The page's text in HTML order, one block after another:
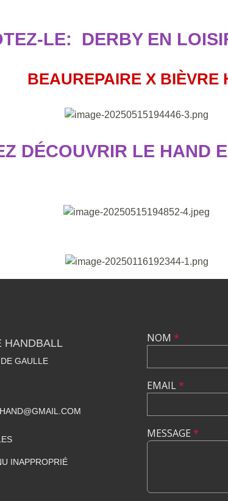
LE: DERBY EN
BEAUREPAIRE X BIÈVRE
DÉCOUVRIR LE HAND
HANDBALL
GAULLE
INAPPROPRIÉ
NOM *
EMAIL*
MESSAGE *